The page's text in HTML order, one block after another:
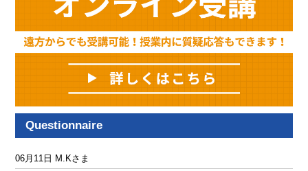
Questionnaire
06月11日 M.Kさま